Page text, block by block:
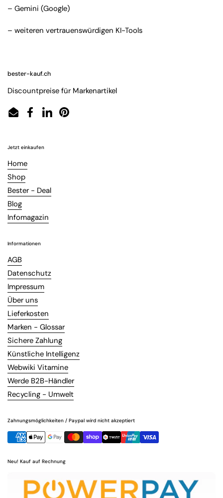
– Gemini (Google)
– weiteren vertrauenswürdigen KI-Tools
bester-kauf.ch
Discountpreise für Markenartikel
EmailFacebook
LinkedInPinterest
Jetzt einkaufen
Home
Shop
Bester - Deal
Blog
Infomagazin
Informationen
AGB
Datenschutz
Impressum
Über uns
Lieferkosten
Marken - Glossar
Sichere Zahlung
Künstliche Intelligenz
Webwiki Vitamine
Werde B2B-Händler
Recycling - Umwelt
Zahnungsmöglichkeiten / Paypal wird nicht akzeptiert
Neu! Kauf auf Rechnung